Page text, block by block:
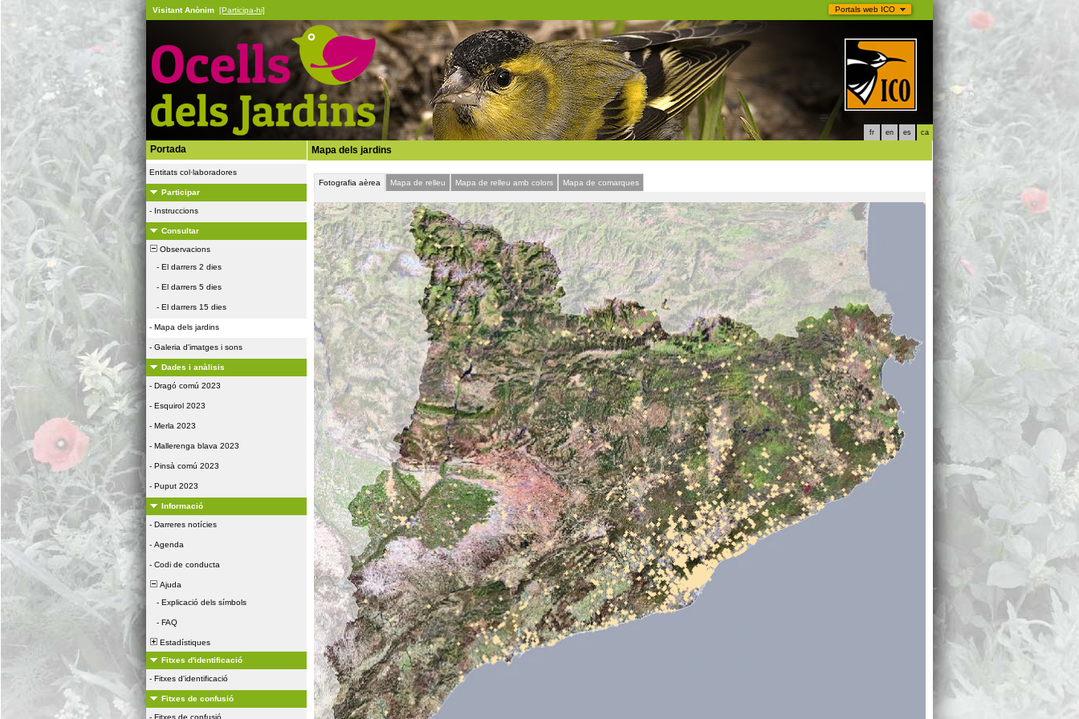
Portals web ICO
Visitant Anònim [Participa-hi]
fr en es ca
Portada
Entitats col·laboradores
Participar
- Instruccions
Consultar
Observacions
- El darrers 2 dies
- El darrers 5 dies
- El darrers 15 dies
- Mapa dels jardins
- Galeria d'imatges i sons
Dades i anàlisis
- Dragó comú 2023
- Esquirol 2023
- Merla 2023
- Mallerenga blava 2023
- Pinsà comú 2023
- Puput 2023
Informació
- Darreres notícies
- Agenda
- Codi de conducta
Ajuda
- Explicació dels símbols
- FAQ
Estadístiques
Fitxes d'identificació
- Fitxes d'identificació
Fitxes de confusió
- Fitxes de confusió
Mapa dels jardins
Fotografia aèrea Mapa de relleu Mapa de relleu amb colors Mapa de comarques